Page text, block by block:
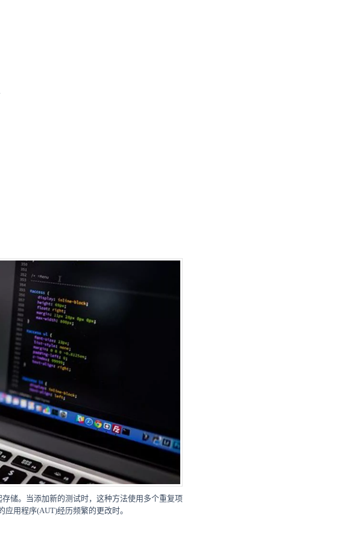
储。当添加新的测试时，这种方法使用多个重复项
用程序(AUT)经历频繁的更改时。